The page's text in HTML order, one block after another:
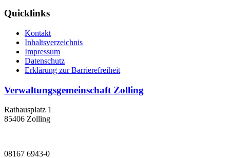
Quicklinks
Kontakt
Inhaltsverzeichnis
Impressum
Datenschutz
Erklärung zur Barrierefreiheit
Verwaltungsgemeinschaft Zolling
Rathausplatz 1
85406 Zolling
08167 6943-0